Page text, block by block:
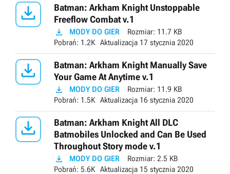

Batman: Arkham Knight Unstoppable
Freeflow Combat v.1
 MODY DO GIER Rozmiar: 11.7 KB
Pobrań: 1.2K Aktualizacja 17 stycznia 2020

Batman: Arkham Knight Manually Save
Your Game At Anytime v.1
 MODY DO GIER Rozmiar: 11.9 KB
Pobrań: 1.5K Aktualizacja 16 stycznia 2020

Batman: Arkham Knight All DLC
Batmobiles Unlocked and Can Be Used
Throughout Story mode v.1
 MODY DO GIER Rozmiar: 2.5 KB
Pobrań: 5.6K Aktualizacja 15 stycznia 2020